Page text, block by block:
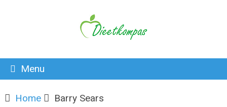
Menu
Home Barry Sears